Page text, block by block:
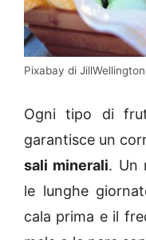
Pixabay di JillWellington
Ogni tipo di
garantisce un
sali minerali. Un
le lunghe
cala prima e il